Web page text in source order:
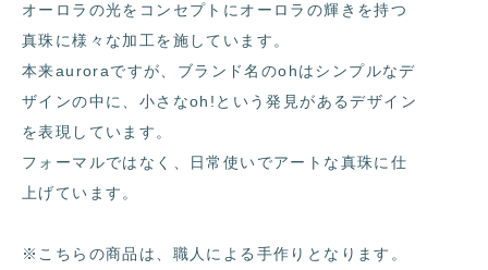
オーロラの光をコンセプトにオーロラの輝きを持つ
真珠に様々な加工を施しています。
本来auroraですが、ブランド名のohはシンプルなデ
ザインの中に、小さなoh!という発見があるデザイン
を表現しています。
フォーマルではなく、日常使いでアートな真珠に仕
上げています。
※こちらの商品は、職人による手作りとなります。